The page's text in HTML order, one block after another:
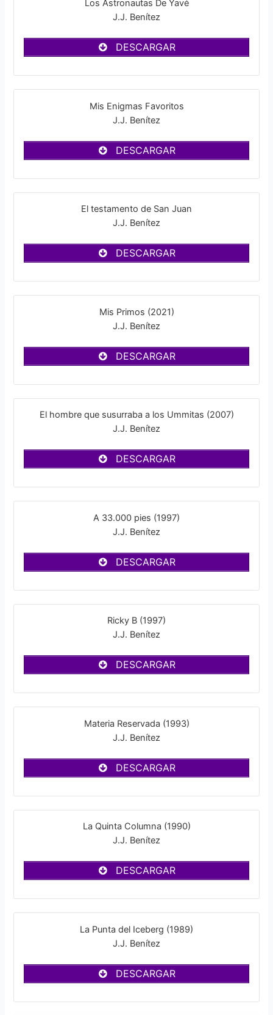
Los Astronautas De Yavé
J.J. Benítez
DESCARGAR
Mis Enigmas Favoritos
J.J. Benítez
DESCARGAR
El testamento de San Juan
J.J. Benítez
DESCARGAR
Mis Primos (2021)
J.J. Benítez
DESCARGAR
El hombre que susurraba a los Ummitas (2007)
J.J. Benítez
DESCARGAR
A 33.000 pies (1997)
J.J. Benítez
DESCARGAR
Ricky B (1997)
J.J. Benítez
DESCARGAR
Materia Reservada (1993)
J.J. Benítez
DESCARGAR
La Quinta Columna (1990)
J.J. Benítez
DESCARGAR
La Punta del Iceberg (1989)
J.J. Benítez
DESCARGAR